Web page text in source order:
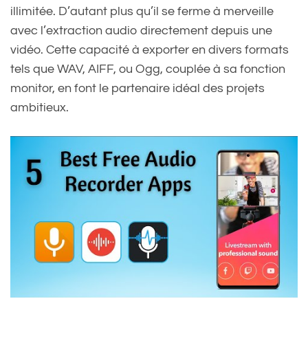
illimitée. D’autant plus qu’il se ferme à merveille
avec l’extraction audio directement depuis une
vidéo. Cette capacité à exporter en divers formats
tels que WAV, AIFF, ou Ogg, couplée à sa fonction
monitor, en font le partenaire idéal des projets
ambitieux.